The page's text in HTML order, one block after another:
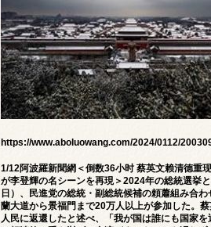
https://www.aboluowang.com/2024/0112/
1/12阿波羅新聞網＜倒数36小时 蔡英文赖清德重
が李登輝の名シーンを再現＞2024年の総統選挙
日）、民進党の総統・副総統候補の頼蕭組み合
蘭大道から景福門まで20万人以上が参加した。
人民に返還したと述べ、「我が国は誰にも国家